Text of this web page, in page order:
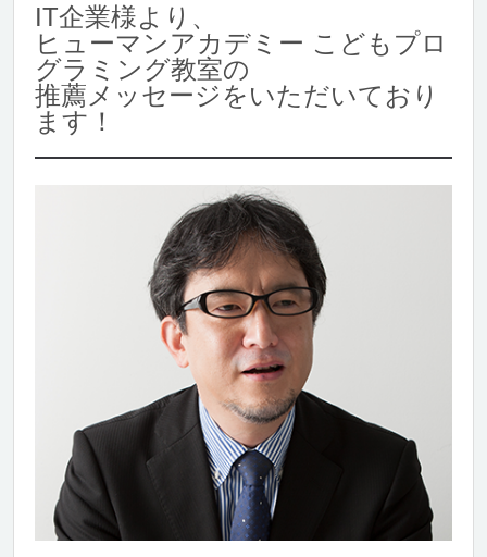
IT企業様より、
ヒューマンアカデミー こどもプロ
グラミング教室の
推薦メッセージをいただいており
ます！